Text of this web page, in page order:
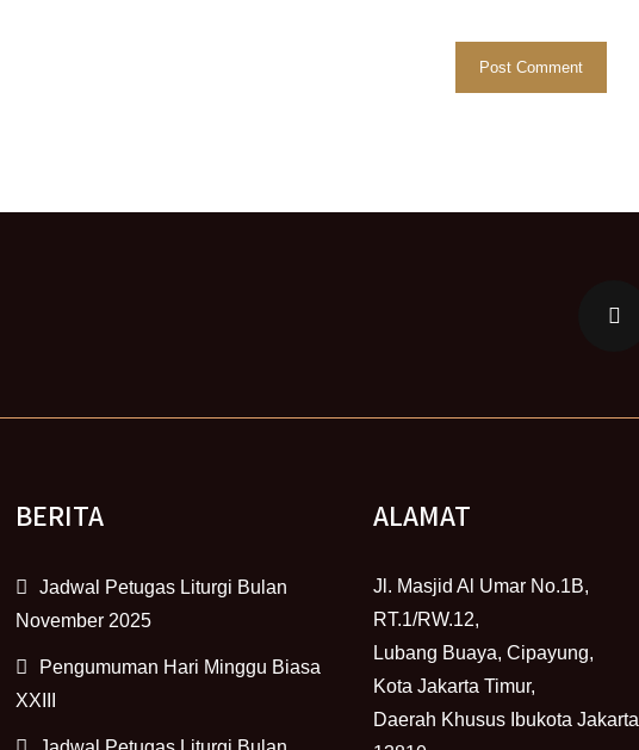
BERITA
Jadwal Petugas Liturgi Bulan
November 2025
Pengumuman Hari Minggu Biasa
XXIII
ALAMAT
Jl. Masjid Al Umar No.1B,
RT.1/RW.12,
Lubang Buaya, Cipayung,
Kota Jakarta Timur,
Daerah Khusus Ibukota Jakarta